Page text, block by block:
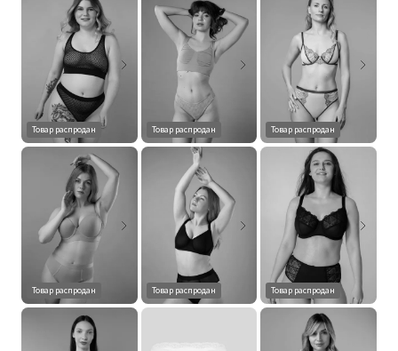
Товар распродан Товар распродан Товар распродан
Товар распродан Товар распродан Товар распродан